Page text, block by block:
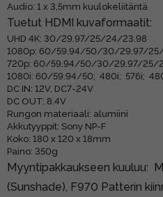
Audio: 1 x 3,5mm kuulokeliitäntä
Tuetut HDMI kuvaformaatit:
UHD 4K: 30/29.97/25/24/23.98
1080p: 60/59.94/50/30/29.97/
720p: 60/59.94/50/30/29.97/25/
1080i: 60/59.94/50; 480i; 576i;
DC IN: 12V, DC7-24V
DC OUT: 8.4V
Rungon materiaali: alumiini
Akkutyyppit: Sony NP-F
Koko: 180 x 120 x 18mm
Paino: 350g
Myyntipakkaukseen kuuluu:
(Sunshade), F970 Patterin